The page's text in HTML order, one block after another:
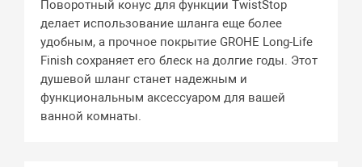
Поворотный конус для функции TwistStop
делает использование шланга еще более
удобным, а прочное покрытие GROHE Long-Life
Finish сохраняет его блеск на долгие годы. Этот
душевой шланг станет надежным и
функциональным аксессуаром для вашей
ванной комнаты.